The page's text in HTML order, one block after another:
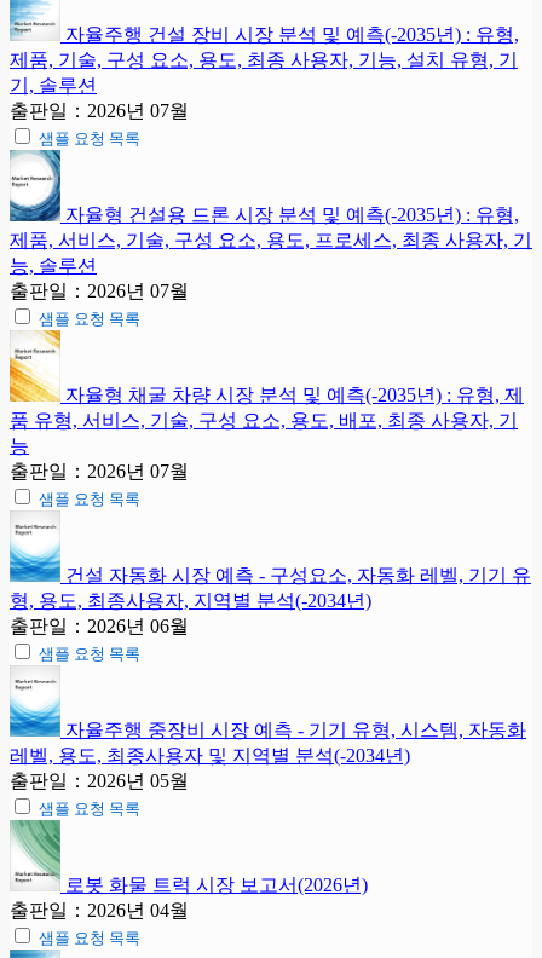
자율주행 건설 장비 시장 분석 및 예측(-2035년) : 유형,
제품, 기술, 구성 요소, 용도, 최종 사용자, 기능, 설치 유형, 기
기, 솔루션
출판일：2026년 07월
샘플 요청 목록
자율형 건설용 드론 시장 분석 및 예측(-2035년) : 유형,
제품, 서비스, 기술, 구성 요소, 용도, 프로세스, 최종 사용자, 기
능, 솔루션
출판일：2026년 07월
샘플 요청 목록
자율형 채굴 차량 시장 분석 및 예측(-2035년) : 유형, 제
품 유형, 서비스, 기술, 구성 요소, 용도, 배포, 최종 사용자, 기
능
출판일：2026년 07월
샘플 요청 목록
건설 자동화 시장 예측 - 구성요소, 자동화 레벨, 기기 유
형, 용도, 최종사용자, 지역별 분석(-2034년)
출판일：2026년 06월
샘플 요청 목록
자율주행 중장비 시장 예측 - 기기 유형, 시스템, 자동화
레벨, 용도, 최종사용자 및 지역별 분석(-2034년)
출판일：2026년 05월
샘플 요청 목록
로봇 화물 트럭 시장 보고서(2026년)
출판일：2026년 04월
샘플 요청 목록